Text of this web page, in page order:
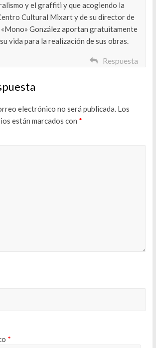
y el graffiti y que acogiendo la
Cultural Mixart y de su director de
González aportan gratuitamente
vida para la realización de sus obras.
Respuesta
electrónico no será publicada. Los
están marcados con *
*